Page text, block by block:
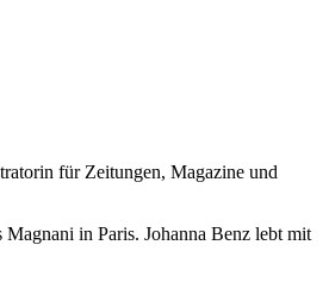
für Zeitungen, Magazine und
in Paris. Johanna Benz lebt mit